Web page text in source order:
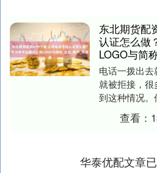
东北期货配
认证怎么做
LOGO与简
电话一拨出
就被拒接，
到这种情况
上只显示了
名称，难怪
查看：
华泰优配文章